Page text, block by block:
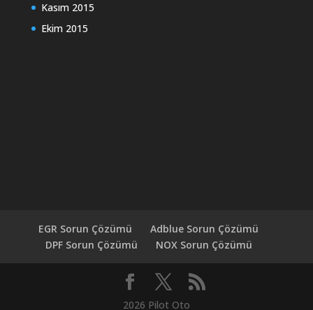
Kasım 2015
Ekim 2015
EGR Sorun Çözümü
Adblue Sorun Çözümü
DPF Sorun Çözümü
NOX Sorun Çözümü
2026 Pilot Oto